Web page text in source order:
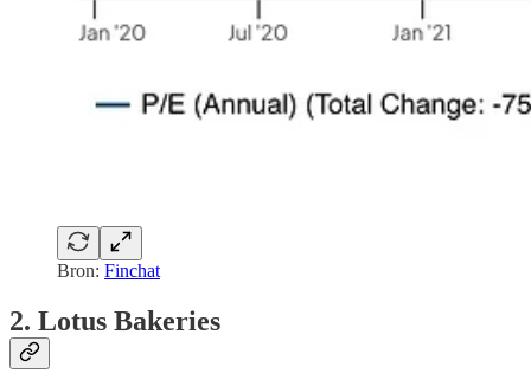
Bron: Finchat
2. Lotus Bakeries